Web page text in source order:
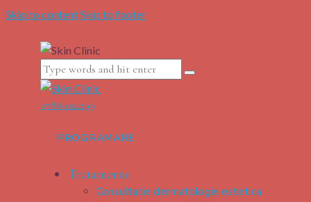
Skip to contentSkip to footer
0788.112.299
PROGRAMARE
Tratamente
Consultatie dermatologie estetica